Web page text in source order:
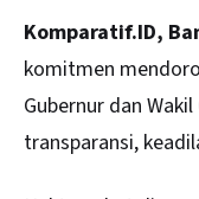
Komparatif.ID,
komitmen
Gubernur dan
transparansi,